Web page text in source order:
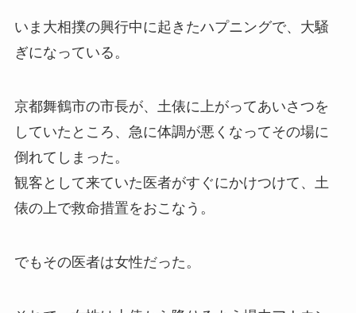
いま大相撲の興行中に起きたハプニングで、大騒
ぎになっている。
京都舞鶴市の市長が、土俵に上がってあいさつを
していたところ、急に体調が悪くなってその場に
倒れてしまった。
観客として来ていた医者がすぐにかけつけて、土
俵の上で救命措置をおこなう。
でもその医者は女性だった。